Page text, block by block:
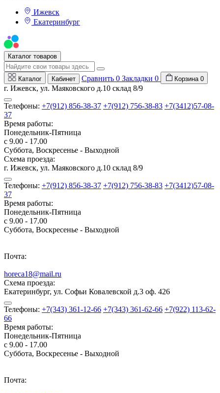
Ижевск
Екатеринбург
Каталог товаров
Каталог Кабинет Сравнить 0 Закладки 0 Корзина 0
г. Ижевск, ул. Маяковского д.10 склад 8/9
Телефоны: +7(912) 856-38-37 +7(912) 756-38-83 +7(3412)57-08-
37
Время работы:
Понедельник-Пятница
с 9.00 - 17.00
Суббота, Воскресенье - Выходной
Схема проезда:
г. Ижевск, ул. Маяковского д.10 склад 8/9
Телефоны: +7(912) 856-38-37 +7(912) 756-38-83 +7(3412)57-08-
37
Время работы:
Понедельник-Пятница
с 9.00 - 17.00
Суббота, Воскресенье - Выходной
Почта:
horeca18@mail.ru
Схема проезда:
Екатеринбург, ул. Софьи Ковалевской д.3 оф. 426
Телефоны: +7(343) 361-12-66 +7(343) 361-62-66 +7(922) 113-62-
66
Время работы:
Понедельник-Пятница
с 9.00 - 17.00
Суббота, Воскресенье - Выходной
Почта: